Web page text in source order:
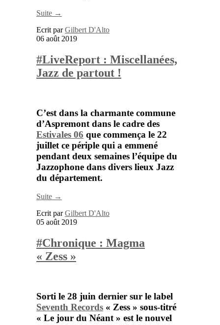
Suite →
Ecrit parGilbert D'Alto
06 août 2019
#LiveReport : Miscellanées,
Jazz de partout !
C’est dans la charmante commune
d’Aspremont dans le cadre des
Estivales 06 que commença le 22
juillet ce périple qui a emmené
pendant deux semaines l’équipe du
Jazzophone dans divers lieux Jazz
du département.
Suite →
Ecrit parGilbert D'Alto
05 août 2019
#Chronique : Magma
« Zess »
Sorti le 28 juin dernier sur le label
Seventh Records « Zess » sous-titré
« Le jour du Néant » est le nouvel